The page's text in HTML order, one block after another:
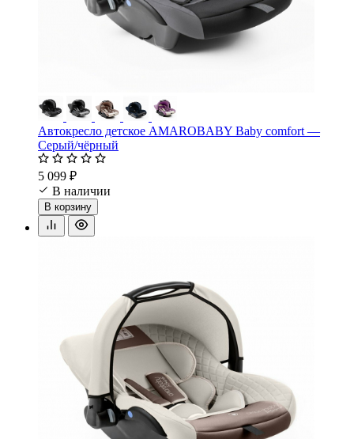
Автокресло детское AMAROBABY Baby comfort —
Серый/чёрный
5 099 ₽
В наличии
В корзину